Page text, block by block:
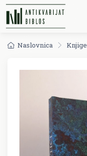
Naslovnica Knjige